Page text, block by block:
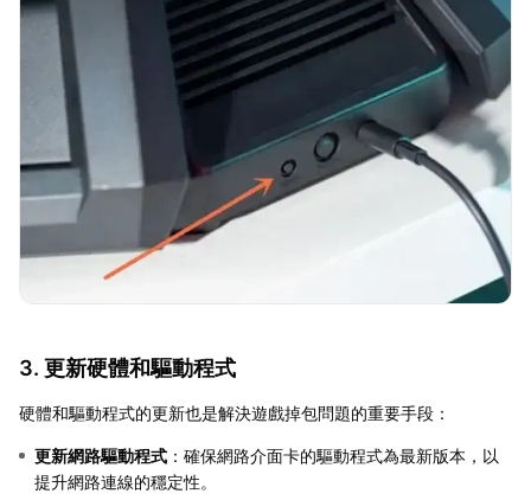
3. 更新硬體和驅動程式
硬體和驅動程式的更新也是解決遊戲掉包問題的重要手段：
更新網路驅動程式 ：確保網路介面卡的驅動程式為最新版本，以
提升網路連線的穩定性。